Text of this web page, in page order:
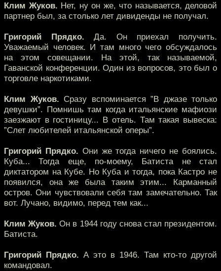
Клим Жуков. Нет, ну он же, что называется, деловой
партнер был, за столько лет дивиденды не получал.
Григорий Прядко. Да. Он приехал получить.
Уважаемый человек. И там много чего обсуждалось
на этом совещании. На этой, так называемой,
Гаванской конференции. Один из вопросов, это был о
торговле наркотиками.
Клим Жуков. Сразу вспоминается ”В джазе только
девушки”. Помнишь там когда итальянские мафиози
заезжают в гостиницу... В отель. Там такая вывеска:
”Слет любителей итальянской оперы”.
Григорий Прядко. Они же тогда ничего не боялись.
Куба... Тогда еще, по-моему, Батиста не стал
диктатором на Кубе. Но Куба и тогда, пока Кастро не
появился, она же была таким этим... Карманный
остров. Они чувствовали себя там замечательно. Так
вот. Лучано, видимо, перед тем как...
Клим Жуков. Он в 1944 году снова стал президентом.
Батиста.
Григорий Прядко. А это в 1946. Там кто-то другой
командовал.